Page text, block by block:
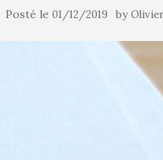
Posté le 01/12/2019 byOlivier